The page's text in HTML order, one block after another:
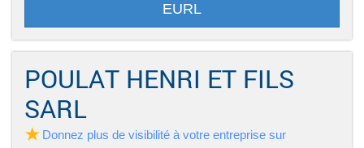
EURL
POULAT HENRI ET FILS
SARL
Donnez plus de visibilité à votre entreprise sur